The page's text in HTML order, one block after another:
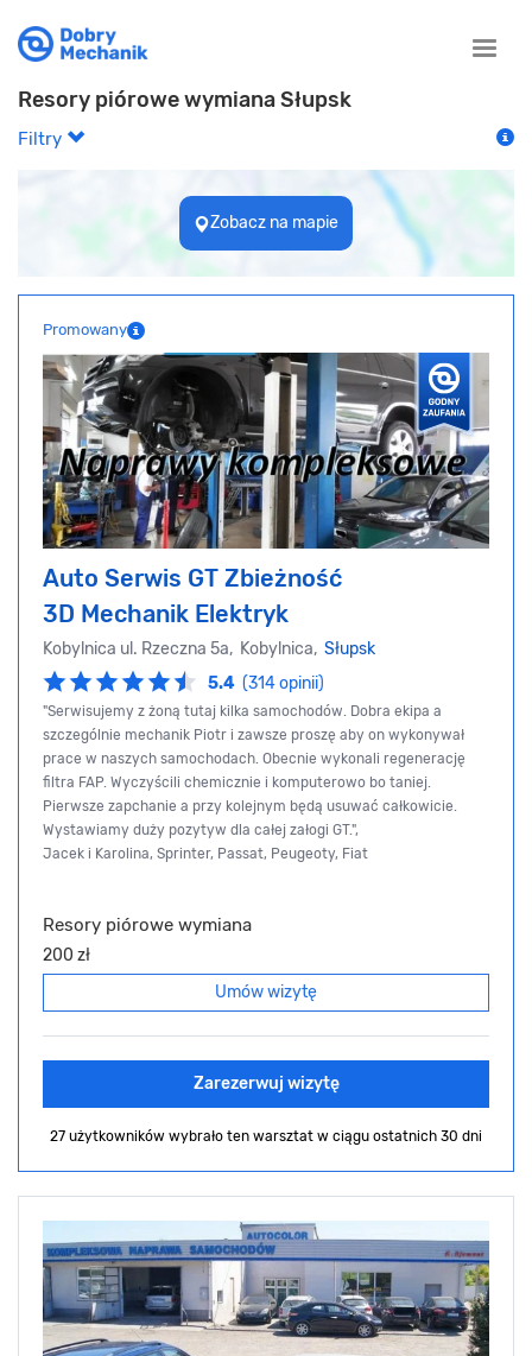
Toggle
Resory piórowe wymiana Słupsk
Filtry
Zobacz na mapie
Promowany
Auto Serwis GT Zbieżność
3D Mechanik Elektryk
Kobylnica ul. Rzeczna 5a, Kobylnica, Słupsk
5.4 (314 opinii)
"Serwisujemy z żoną tutaj kilka samochodów. Dobra ekipa a
szczególnie mechanik Piotr i zawsze proszę aby on wykonywał
prace w naszych samochodach. Obecnie wykonali regenerację
filtra FAP. Wyczyścili chemicznie i komputerowo bo taniej.
Pierwsze zapchanie a przy kolejnym będą usuwać całkowicie.
Wystawiamy duży pozytyw dla całej załogi GT.",
Jacek i Karolina, Sprinter, Passat, Peugeoty, Fiat
Resory piórowe wymiana
200 zł
Umów wizytę
Zarezerwuj wizytę
27 użytkowników wybrało ten warsztat w ciągu ostatnich 30 dni